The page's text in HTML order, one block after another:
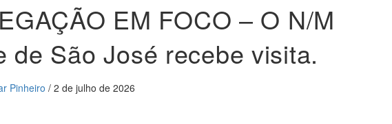
EM FOCO – O N/M
de São José recebe visita.
Pinheiro / 2 de julho de 2026